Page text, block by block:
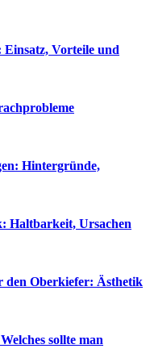
Vorteile und
Hintergründe,
Haltbarkeit, Ursachen
den Oberkiefer: Ästhetik
sollte man